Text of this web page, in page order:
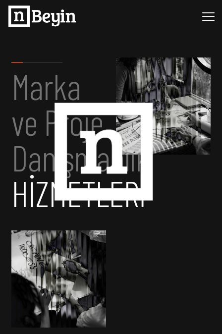
Marka
ve Proje
Danışmanlık
HİZMETLERİ